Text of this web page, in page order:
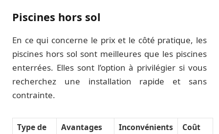
Piscines hors sol
En ce qui concerne le prix et le côté pratique, les
piscines hors sol sont meilleures que les piscines
enterrées. Elles sont l’option à privilégier si vous
recherchez une installation rapide et sans
contrainte.
Type de
Avantages Inconvénients
Coût